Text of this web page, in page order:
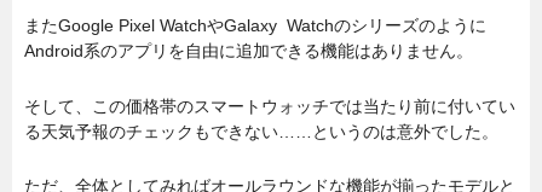
またGoogle Pixel WatchやGalaxy Watchのシリーズのように
Android系のアプリを自由に追加できる機能はありません。
そして、この価格帯のスマートウォッチでは当たり前に付いてい
る天気予報のチェックもできない……というのは意外でした。
ただ、全体としてみればオールラウンドな機能が揃ったモデルと